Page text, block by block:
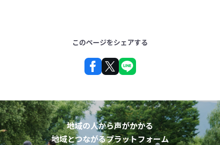
このページをシェアする
地域の人から声がかかる
地域とつながるプラットフォーム